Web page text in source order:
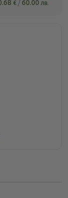
€ / 60.00 лв.